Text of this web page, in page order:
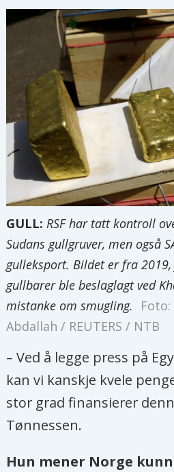
GULL: RSF har tatt kontroll
Sudans gullgruver, men også
gulleksport. Bildet er fra
gullbarer ble beslaglagt ved
mistanke om smugling.
Abdallah / REUTERS / NTB
– Ved å legge press på
kan vi kanskje kvele
stor grad finansierer
Tønnessen.
Hun mener Norge